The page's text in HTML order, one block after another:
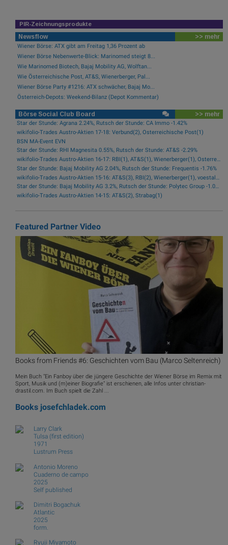
PIR-Zeichnungsprodukte
Newsflow >> mehr
Wiener Börse: ATX gibt am Freitag 1,36 Prozent ab
Wiener Börse Nebenwerte-Blick: Marinomed steigt 8...
Wie Marinomed Biotech, Bajaj Mobility AG, Wolftan...
Wie Österreichische Post, AT&S, Wienerberger, Pal...
Wiener Börse Party #1216: ATX schwächer, Bajaj Mo...
Österreich-Depots: Weekend-Bilanz (Depot Kommentar)
Börse Social Club Board >> mehr
Star der Stunde: Agrana 2.24%, Rutsch der Stunde: CA Immo -1.42%
wikifolio-Trades Austro-Aktien 17-18: Verbund(2), Österreichische Post(1)
BSN MA-Event EVN
Star der Stunde: RHI Magnesita 0.55%, Rutsch der Stunde: AT&S -2.29%
wikifolio-Trades Austro-Aktien 16-17: RBI(1), AT&S(1), Wienerberger(1), Österreichische Post(1)
Star der Stunde: Bajaj Mobility AG 2.04%, Rutsch der Stunde: Frequentis -1.76%
Star der Stunde: Bajaj Mobility AG 3.2%, Rutsch der Stunde: Polytec Group -1.01%
wikifolio-Trades Austro-Aktien 14-15: AT&S(2), Strabag(1)
Featured Partner Video
Books from Friends #6: Geschichten vom Bau (Marco Seltenreich)
Mein Buch "Ein Fanboy über die jüngere Geschichte der Wiener Börse im Remix mit
Sport, Musik und (m)einer Biografie" ist erschienen, alle Infos unter christian-
drastil.com. Im Buch spielt die Zahl ...
Books josefchladek.com
Larry Clark
Tulsa (first edition)
1971
Lustrum Press
Antonio Moreno
Cuaderno de campo
2025
Self published
Dimitri Bogachuk
Atlantic
2025
form.
Ryuji Miyamoto